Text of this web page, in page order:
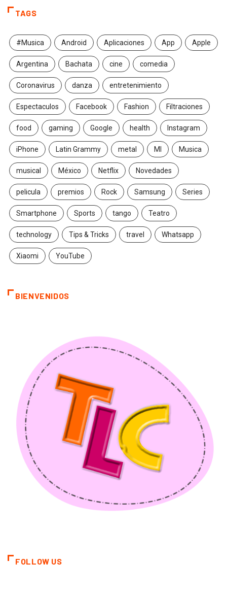
TAGS
#Musica Android Aplicaciones App Apple
Argentina Bachata cine comedia
Coronavirus danza entretenimiento
Espectaculos Facebook Fashion Filtraciones
food gaming Google health Instagram
iPhone Latin Grammy metal MI Musica
musical México Netflix Novedades
pelicula premios Rock Samsung Series
Smartphone Sports tango Teatro
technology Tips & Tricks travel Whatsapp
Xiaomi YouTube
BIENVENIDOS
FOLLOW US